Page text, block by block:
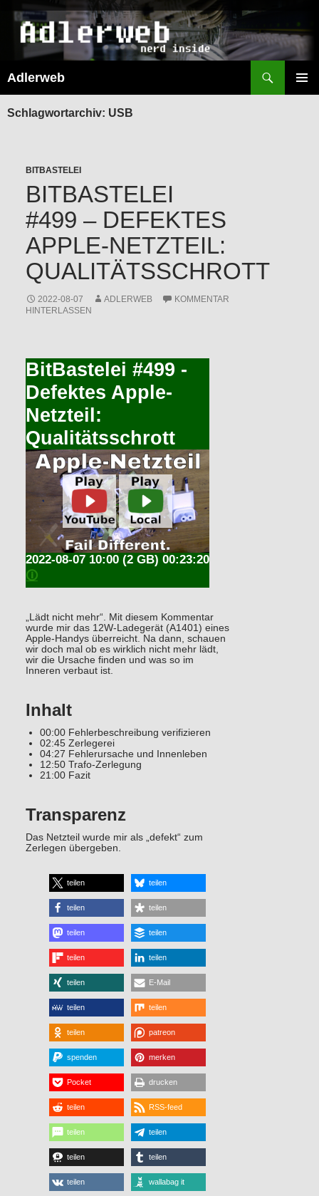
Adlerweb
SPRINGEN
Schlagwortarchiv: USB
BITBASTELEI
BITBASTELEI
#499 – DEFEKTES
APPLE-NETZTEIL:
QUALITÄTSSCHROTT
2022-08-07 ADLERWEB
KOMMENTAR
HINTERLASSEN
BitBastelei #499 -
Defektes Apple-
Netzteil:
Qualitätsschrott
(2 GB) 00:23:20
2022-08-07 10:00
🛈
„Lädt nicht mehr“. Mit diesem Kommentar
wurde mir das 12W-Ladegerät (A1401) eines
Apple-Handys überreicht. Na dann, schauen
wir doch mal ob es wirklich nicht mehr lädt,
wir die Ursache finden und was so im
Inneren verbaut ist.
Inhalt
00:00 Fehlerbeschreibung verifizieren
02:45 Zerlegerei
04:27 Fehlerursache und Innenleben
12:50 Trafo-Zerlegung
21:00 Fazit
Transparenz
Das Netzteil wurde mir als „defekt“ zum
Zerlegen übergeben.
teilen teilen
teilen teilen
teilen teilen
teilen teilen
teilen E-Mail
teilen teilen
teilen patreon
spenden merken
Pocket drucken
teilen RSS-feed
teilen teilen
teilen teilen
teilen wallabag it